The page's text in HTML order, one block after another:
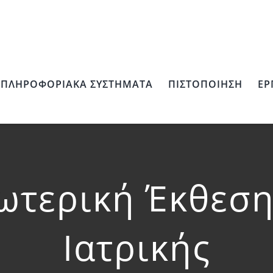
ΠΛΗΡΟΦΟΡΙΑΚΆ ΣΥΣΤΉΜΑΤΑ ΠΙΣΤΟΠΟΊΗΣΗ
Ιατρικής